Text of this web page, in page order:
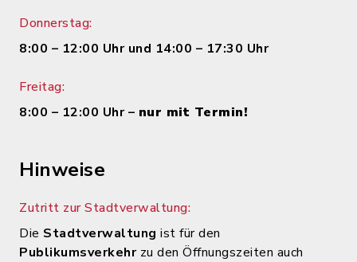
Donnerstag:
8:00 – 12:00 Uhr und 14:00 – 17:30 Uhr
Freitag:
8:00 – 12:00 Uhr – nur mit Termin!
Hinweise
Zutritt zur Stadtverwaltung:
Die Stadtverwaltung ist für den
Publikumsverkehr zu den Öffnungszeiten auch